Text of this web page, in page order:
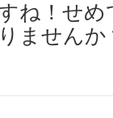
ね！せ
ませんか